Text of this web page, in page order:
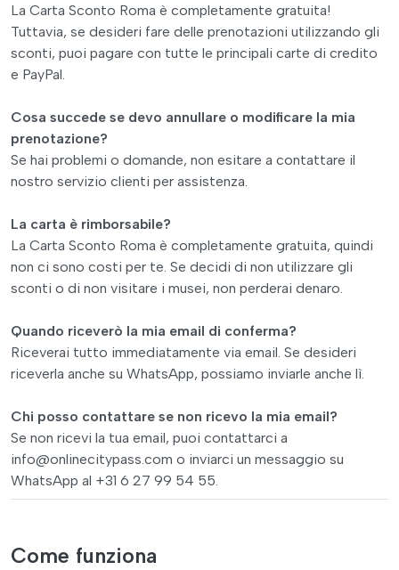
La Carta Sconto Roma è completamente gratuita!
Tuttavia, se desideri fare delle prenotazioni utilizzando gli
sconti, puoi pagare con tutte le principali carte di credito
e PayPal.
Cosa succede se devo annullare o modificare la mia
prenotazione?
Se hai problemi o domande, non esitare a contattare il
nostro servizio clienti per assistenza.
La carta è rimborsabile?
La Carta Sconto Roma è completamente gratuita, quindi
non ci sono costi per te. Se decidi di non utilizzare gli
sconti o di non visitare i musei, non perderai denaro.
Quando riceverò la mia email di conferma?
Riceverai tutto immediatamente via email. Se desideri
riceverla anche su WhatsApp, possiamo inviarle anche lì.
Chi posso contattare se non ricevo la mia email?
Se non ricevi la tua email, puoi contattarci a
info@onlinecitypass.com o inviarci un messaggio su
WhatsApp al +31 6 27 99 54 55.
Come funziona